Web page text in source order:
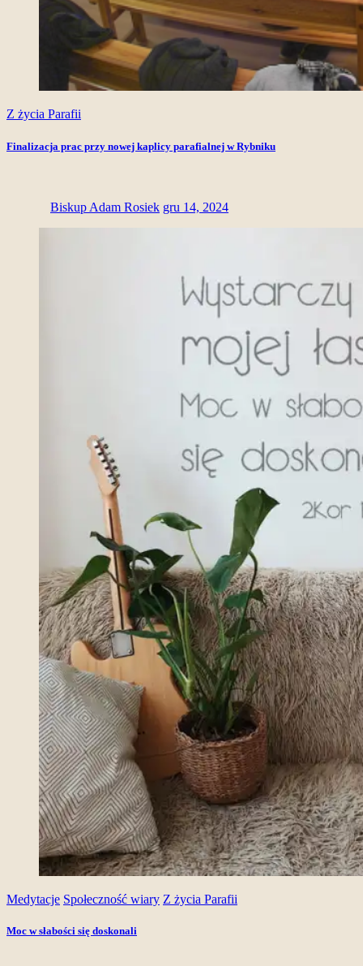
Z życia Parafii
Finalizacja prac przy nowej kaplicy parafialnej w Rybniku
Biskup Adam Rosiek gru 14, 2024
Medytacje Społeczność wiary Z życia Parafii
Moc w słabości się doskonali